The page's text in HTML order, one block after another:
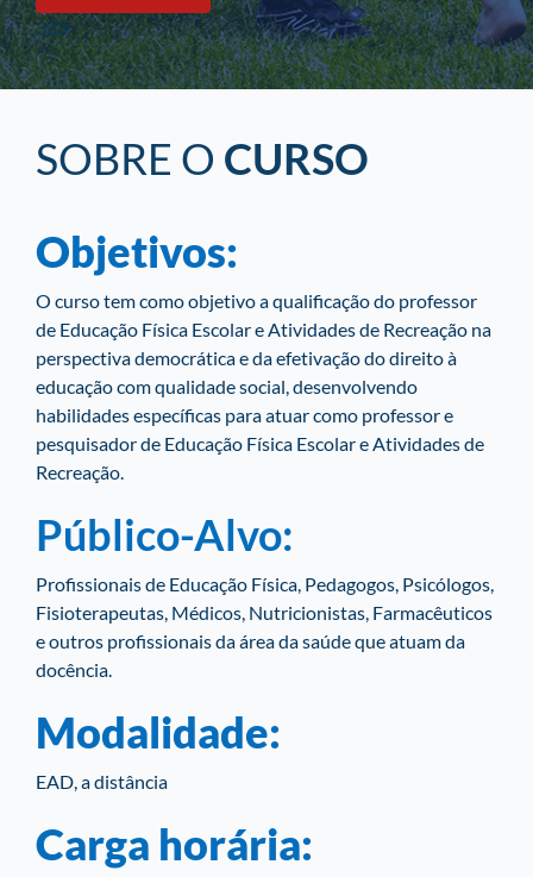
333
SOBRE O CURSO
Objetivos:
O curso tem como objetivo a qualificação do professor
de Educação Física Escolar e Atividades de Recreação na
perspectiva democrática e da efetivação do direito à
educação com qualidade social, desenvolvendo
habilidades específicas para atuar como professor e
pesquisador de Educação Física Escolar e Atividades de
Recreação.
Público-Alvo:
Profissionais de Educação Física, Pedagogos, Psicólogos,
Fisioterapeutas, Médicos, Nutricionistas, Farmacêuticos
e outros profissionais da área da saúde que atuam da
docência.
Modalidade:
EAD, a distância
Carga horária: